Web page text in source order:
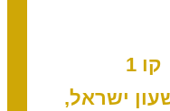
ו 1
לפי שעון ישראל,